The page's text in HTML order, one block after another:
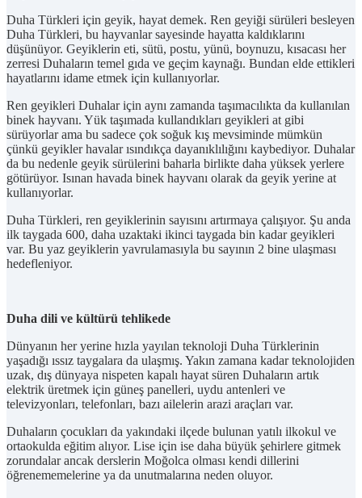
Duha Türkleri için geyik, hayat demek. Ren geyiği sürüleri besleyen
Duha Türkleri, bu hayvanlar sayesinde hayatta kaldıklarını
düşünüyor. Geyiklerin eti, sütü, postu, yünü, boynuzu, kısacası her
zerresi Duhaların temel gıda ve geçim kaynağı. Bundan elde ettikleri
hayatlarını idame etmek için kullanıyorlar.
Ren geyikleri Duhalar için aynı zamanda taşımacılıkta da kullanılan
binek hayvanı. Yük taşımada kullandıkları geyikleri at gibi
sürüyorlar ama bu sadece çok soğuk kış mevsiminde mümkün
çünkü geyikler havalar ısındıkça dayanıklılığını kaybediyor. Duhalar
da bu nedenle geyik sürülerini baharla birlikte daha yüksek yerlere
götürüyor. Isınan havada binek hayvanı olarak da geyik yerine at
kullanıyorlar.
Duha Türkleri, ren geyiklerinin sayısını artırmaya çalışıyor. Şu anda
ilk taygada 600, daha uzaktaki ikinci taygada bin kadar geyikleri
var. Bu yaz geyiklerin yavrulamasıyla bu sayının 2 bine ulaşması
hedefleniyor.
Duha dili ve kültürü tehlikede
Dünyanın her yerine hızla yayılan teknoloji Duha Türklerinin
yaşadığı ıssız taygalara da ulaşmış. Yakın zamana kadar teknolojiden
uzak, dış dünyaya nispeten kapalı hayat süren Duhaların artık
elektrik üretmek için güneş panelleri, uydu antenleri ve
televizyonları, telefonları, bazı ailelerin arazi araçları var.
Duhaların çocukları da yakındaki ilçede bulunan yatılı ilkokul ve
ortaokulda eğitim alıyor. Lise için ise daha büyük şehirlere gitmek
zorundalar ancak derslerin Moğolca olması kendi dillerini
öğrenememelerine ya da unutmalarına neden oluyor.